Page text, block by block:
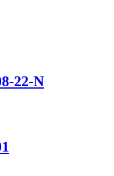
22-N